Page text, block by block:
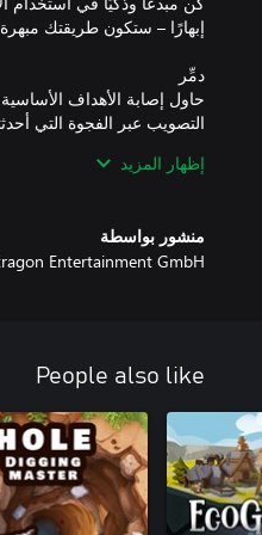
حاول إصابة الأهداف
التصويب عبر الفجوة التي
المحيط مثل الصمامات
سبعة عوالم مع عدة مراحل
مصنوعة يدويًا قابلة
لمعرفة كيفية استخدامها
جرّب أنماط بناء جديدة. العب
إظهار المزيد
منشور بواسطة
Entertainment GmbH
People also like